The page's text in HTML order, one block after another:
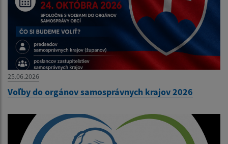
25.06.2026
Voľby do orgánov samosprávnych krajov 2026